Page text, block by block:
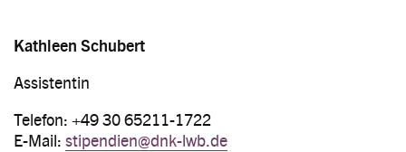
Kathleen Schubert
Assistentin
Telefon: +49 30 65211-1722
E-Mail: stipendien@dnk-lwb.de